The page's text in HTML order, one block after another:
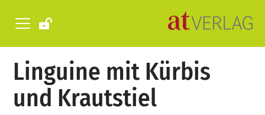
Linguine mit Kürbis
und Krautstiel